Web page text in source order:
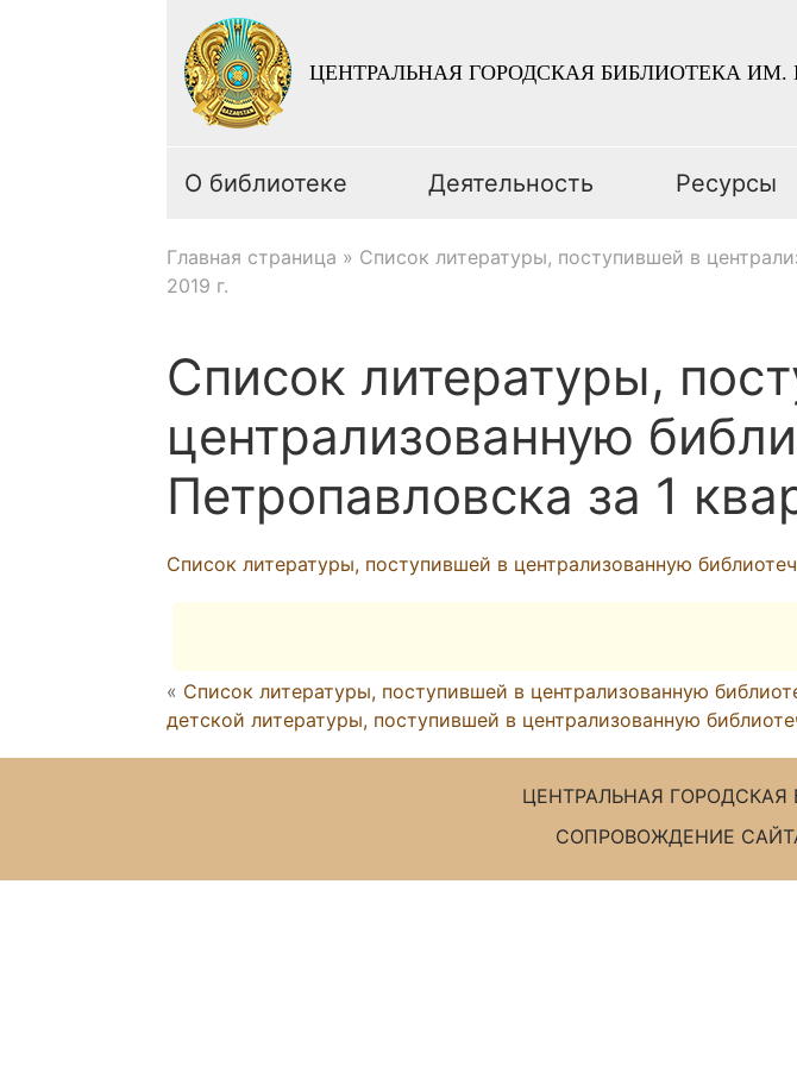
ЦЕНТРАЛЬНАЯ ГОРОДСКАЯ БИБЛИОТЕКА
О библиотеке Деятельность Ресурсы
Главная страница » Список литературы, поступившей в
2019 г.
Список литературы,
централизованную
Петропавловска за 1
Список литературы, поступившей в централизованную
« Список литературы, поступившей в централизованную
детской литературы, поступившей в централизованную
ЦЕНТРАЛЬНАЯ
СОПРОВОЖДЕНИЕ